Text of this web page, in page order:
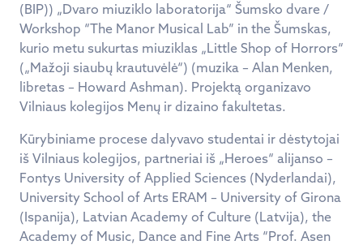
(BIP)) „Dvaro miuziklo laboratorija“ Šumsko dvare /
Workshop “The Manor Musical Lab” in the Šumskas,
kurio metu sukurtas miuziklas „Little Shop of Horrors“
(„Mažoji siaubų krautuvėlė“) (muzika – Alan Menken,
libretas – Howard Ashman). Projektą organizavo
Vilniaus kolegijos Menų ir dizaino fakultetas.
Kūrybiniame procese dalyvavo studentai ir dėstytojai
iš Vilniaus kolegijos, partneriai iš „Heroes“ alijanso –
Fontys University of Applied Sciences (Nyderlandai),
University School of Arts ERAM – University of Girona
(Ispanija), Latvian Academy of Culture (Latvija), the
Academy of Music, Dance and Fine Arts “Prof. Asen